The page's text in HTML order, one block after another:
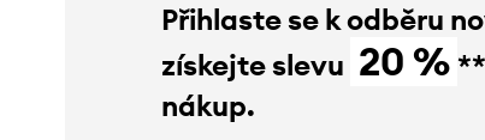
Přihlaste se k odběru
získejte slevu 20 %
nákup.